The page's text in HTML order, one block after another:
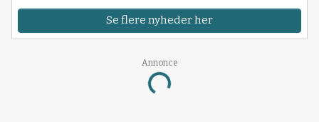
Se flere nyheder her
Annonce
Loading...